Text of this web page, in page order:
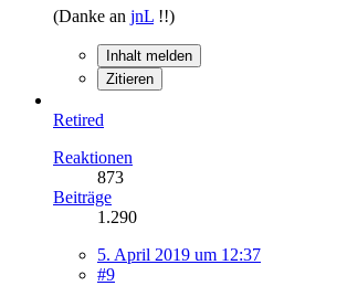
(Danke an jnL !!)
Inhalt melden
Zitieren
Retired
Reaktionen
873
Beiträge
1.290
5. April 2019 um 12:37
#9